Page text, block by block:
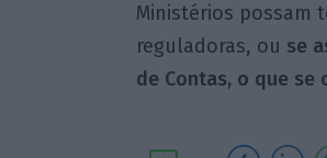
Ministérios possam
reguladoras, ou se
de Contas, o que se